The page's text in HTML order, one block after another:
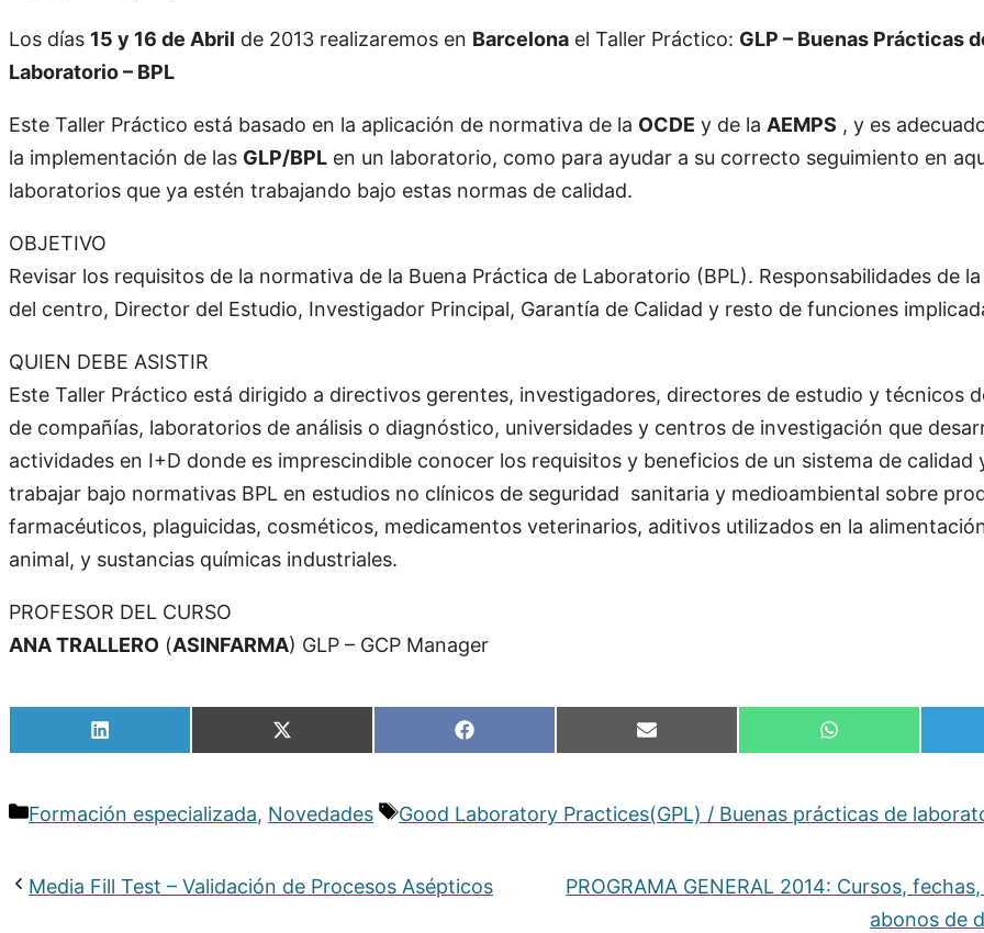
Los días 15 y 16 de Abril de 2013 realizaremos en Barcelona el Taller Práctico: GLP – Buenas Prácticas
Laboratorio – BPL
Este Taller Práctico está basado en la aplicación de normativa de la OCDE y de la AEMPS , y es
la implementación de las GLP/BPL en un laboratorio, como para ayudar a su correcto seguimiento en
laboratorios que ya estén trabajando bajo estas normas de calidad.
OBJETIVO
Revisar los requisitos de la normativa de la Buena Práctica de Laboratorio (BPL). Responsabilidades de
del centro, Director del Estudio, Investigador Principal, Garantía de Calidad y resto de funciones
QUIEN DEBE ASISTIR
Este Taller Práctico está dirigido a directivos gerentes, investigadores, directores de estudio y técnicos
de compañías, laboratorios de análisis o diagnóstico, universidades y centros de investigación que
actividades en I+D donde es imprescindible conocer los requisitos y beneficios de un sistema de calidad
trabajar bajo normativas BPL en estudios no clínicos de seguridad sanitaria y medioambiental sobre
farmacéuticos, plaguicidas, cosméticos, medicamentos veterinarios, aditivos utilizados en la
animal, y sustancias químicas industriales.
PROFESOR DEL CURSO
ANA TRALLERO (ASINFARMA) GLP – GCP Manager
Compartir
en
Compartir
en
Compartir
en
Compartir
en
Compartir
en
Categorías
Formación especializada, Novedades Etiquetas
Good Laboratory Practices(GPL) / Buenas prácticas de
Media Fill Test – Validación de Procesos Asépticos
PROGRAMA GENERAL 2014: Cursos,
abonos de